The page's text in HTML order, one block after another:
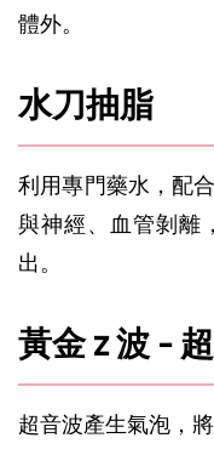
體外。
水刀抽脂
利用專門藥水，配
與神經、血管剝離
出。
黃金 z 波 -
超音波產生氣泡，